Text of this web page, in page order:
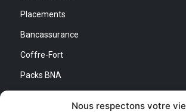
Nous respectons votre vie
Placements
Bancassurance
Coffre-Fort
Packs BNA